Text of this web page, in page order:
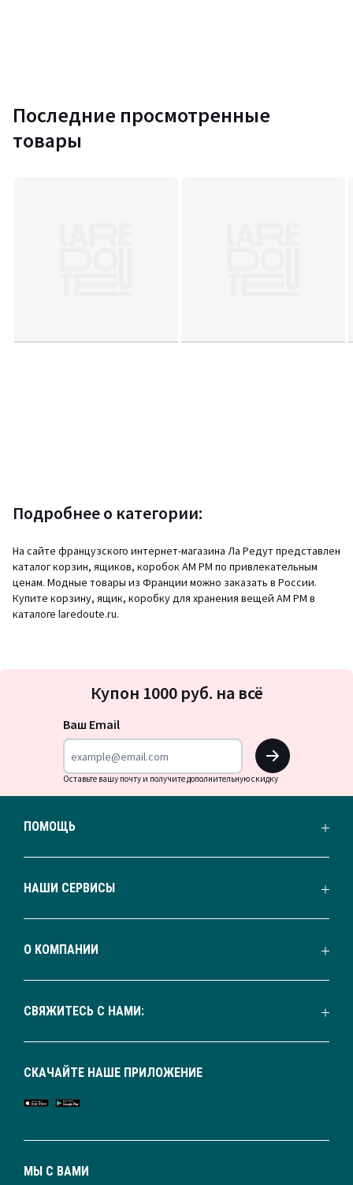
Последние просмотренные
товары
Подробнее о категории:
На сайте французского интернет-магазина Ла Редут представлен
каталог корзин, ящиков, коробок AM PM по привлекательным
ценам. Модные товары из Франции можно заказать в России.
Купите корзину, ящик, коробку для хранения вещей АМ РМ в
каталоге laredoute.ru.
на
Купон 1000 руб. на всё
Ваш Email
OK
Оставьте вашу почту и получите дополнительную скидку
ПОМОЩЬ
НАШИ СЕРВИСЫ
О КОМПАНИИ
СВЯЖИТЕСЬ С НАМИ:
МЫ С ВАМИ
СКАЧАЙТЕ НАШЕ ПРИЛОЖЕНИЕ